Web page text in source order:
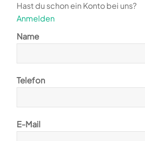
Hast du schon ein Konto bei uns?
Anmelden
Name
Telefon
E-Mail